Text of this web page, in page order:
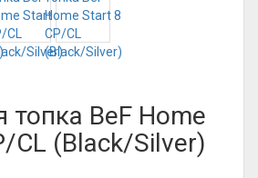
топка BeF Home
CL (Black/Silver)